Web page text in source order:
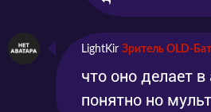
LightKir Зритель OLD-
что оно делает
понятно но